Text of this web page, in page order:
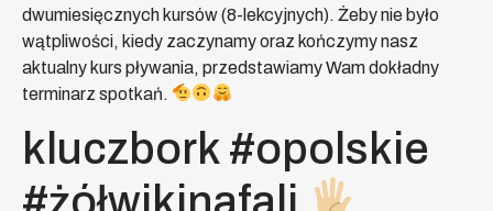
dwumiesięcznych kursów (8-lekcyjnych). Żeby nie było
wątpliwości, kiedy zaczynamy oraz kończymy nasz
aktualny kurs pływania, przedstawiamy Wam dokładny
terminarz spotkań.
kluczbork #opolskie